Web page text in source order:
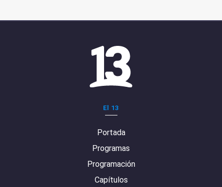
El 13
Portada
Programas
Programación
Capítulos